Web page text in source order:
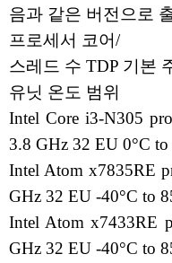
음과 같은 버전으로
프로세서 코어/
스레드 수 TDP 기본
유닛 온도 범위
Intel Core i3-N305
3.8 GHz 32 EU 0°C to
Intel Atom x7835RE
GHz 32 EU -40°C to
Intel Atom x7433RE
GHz 32 EU -40°C to